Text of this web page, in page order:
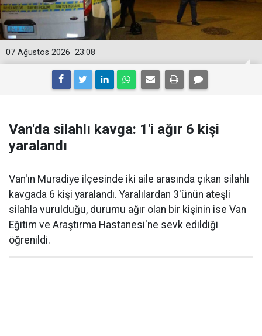
23:08
07 Ağustos 2026
Van'da silahlı kavga: 1'i ağır 6 kişi
yaralandı
Van'ın Muradiye ilçesinde iki aile arasında çıkan silahlı
kavgada 6 kişi yaralandı. Yaralılardan 3'ünün ateşli
silahla vurulduğu, durumu ağır olan bir kişinin ise Van
Eğitim ve Araştırma Hastanesi'ne sevk edildiği
öğrenildi.